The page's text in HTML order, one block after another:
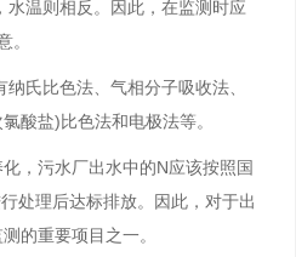
温则相反。因此，在监测时应
。
氏比色法、气相分子吸收法、
酸盐)比色法和电极法等。
，污水厂出水中的N应该按照国
处理后达标排放。因此，对于出
的重要项目之一。